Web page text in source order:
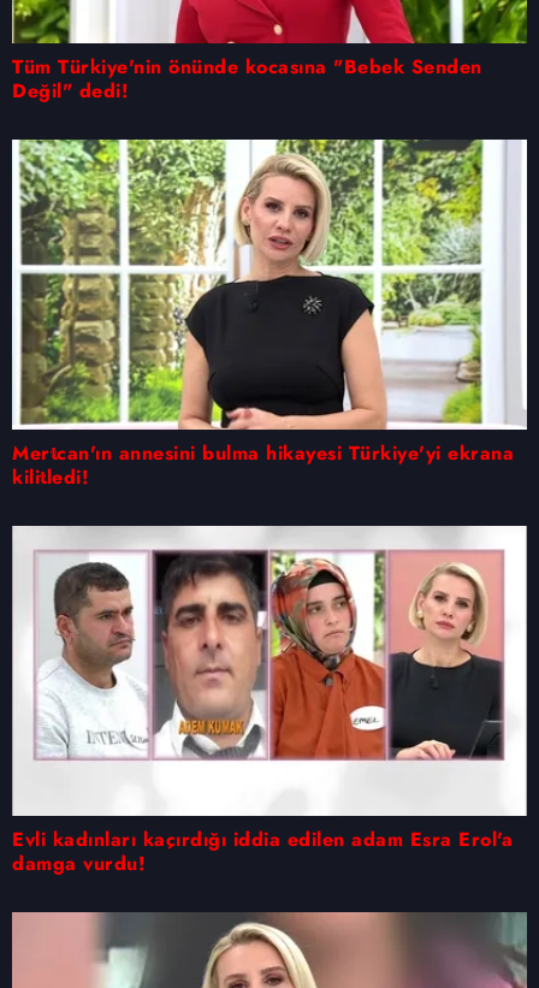
Tüm Türkiye'nin önünde kocasına "Bebek Senden
Değil" dedi!
Mertcan'ın annesini bulma hikayesi Türkiye'yi ekrana
kilitledi!
Evli kadınları kaçırdığı iddia edilen adam Esra Erol'a
damga vurdu!